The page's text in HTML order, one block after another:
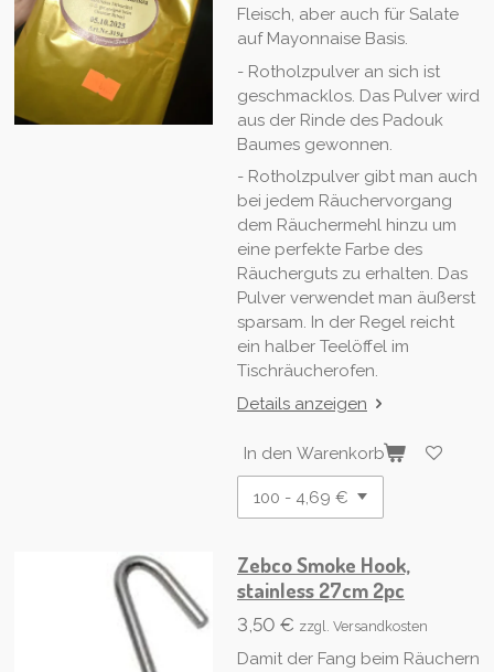
Fleisch, aber auch für Salate
auf Mayonnaise Basis.
- Rotholzpulver an sich ist
geschmacklos. Das Pulver wird
aus der Rinde des Padouk
Baumes gewonnen.
- Rotholzpulver gibt man auch
bei jedem Räuchervorgang
dem Räuchermehl hinzu um
eine perfekte Farbe des
Räucherguts zu erhalten. Das
Pulver verwendet man äußerst
sparsam. In der Regel reicht
ein halber Teelöffel im
Tischräucherofen.
Details anzeigen
In den Warenkorb
Zebco Smoke Hook,
stainless 27cm 2pc
3,50 € zzgl. Versandkosten
Damit der Fang beim Räuchern